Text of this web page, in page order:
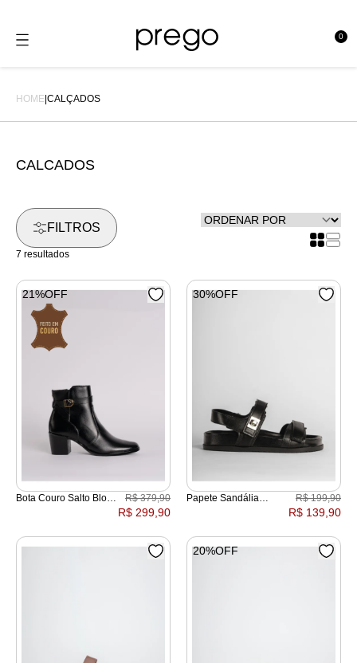
0
HOME|CALÇADOS
CALCADOS
FILTROS
7 resultados
Bota Couro Salto Bloco
R$ 379,90
R$ 299,90
21%OFF
Papete Sandália
R$ 199,90
R$ 139,90
30%OFF
20%OFF